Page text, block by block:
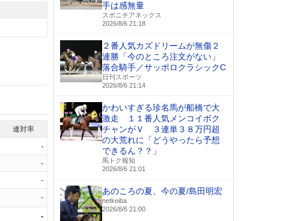
連対率
-
-
-
-
-
手は感無量
スポニチアネックス
2026/8/6 21:18
２番人気カズドリームが無傷２
連勝「今のところ注文がない」
落合騎手／サッポロクラシックC
日刊スポーツ
2026/8/6 21:14
かわいすぎる珍名馬が船橋で大
激走 １１番人気メンコイボク
チャンがＶ ３連単３８万円超
の大荒れに「どうやったら予想
できるん？？」
馬トク報知
2026/8/6 21:01
あのころの夏、今の夏/島田明宏
netkeiba
2026/8/6 21:00